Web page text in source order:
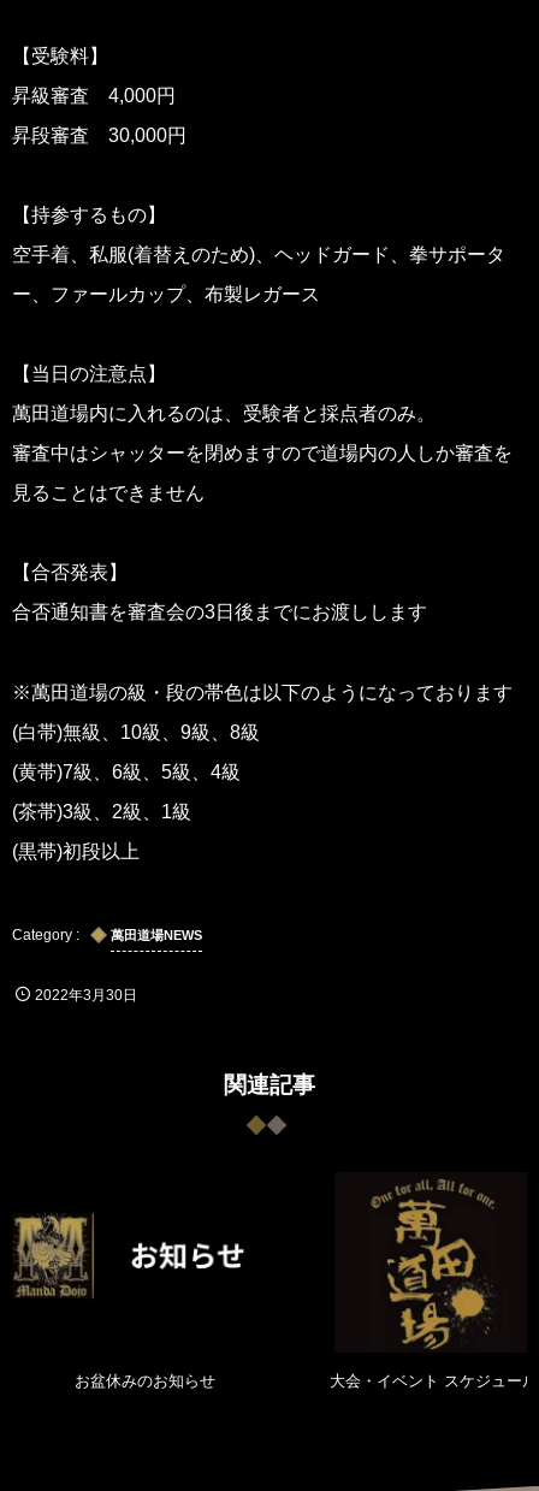
【受験料】
昇級審査 4,000円
昇段審査 30,000円
【持参するもの】
空手着、私服(着替えのため)、ヘッドガード、拳サポータ
ー、ファールカップ、布製レガース
【当日の注意点】
萬田道場内に入れるのは、受験者と採点者のみ。
審査中はシャッターを閉めますので道場内の人しか審査を
見ることはできません
【合否発表】
合否通知書を審査会の3日後までにお渡しします
※萬田道場の級・段の帯色は以下のようになっております
(白帯)無級、10級、9級、8級
(黄帯)7級、6級、5級、4級
(茶帯)3級、2級、1級
(黒帯)初段以上
萬田道場NEWS
2022年3月30日
関連記事
お盆休みのお知らせ 大会・イベント スケジュール